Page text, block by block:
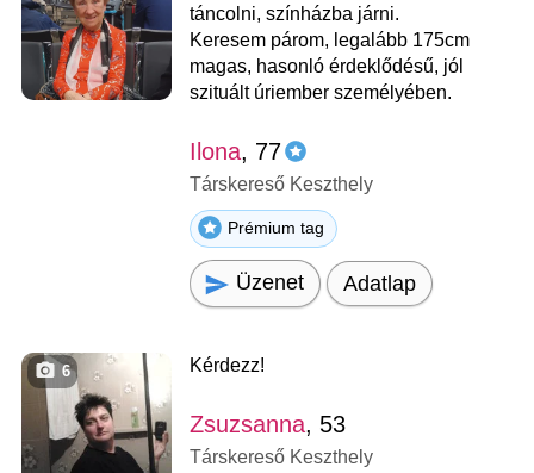
táncolni, színházba járni.
Keresem párom, legalább 175cm
magas, hasonló érdeklődésű, jól
szituált úriember személyében.
Ilona, 77
Társkereső Keszthely
Prémium tag
Üzenet Adatlap
6 Kérdezz!
Zsuzsanna, 53
Társkereső Keszthely